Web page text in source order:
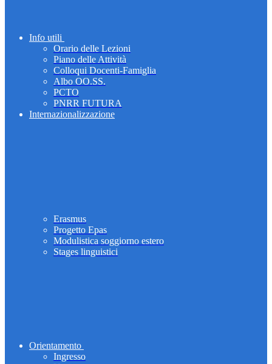
Info utili
Orario delle Lezioni
Piano delle Attività
Colloqui Docenti-Famiglia
Albo OO.SS.
PCTO
PNRR FUTURA
Internazionalizzazione
Erasmus
Progetto Epas
Modulistica soggiorno estero
Stages linguistici
Orientamento
Ingresso